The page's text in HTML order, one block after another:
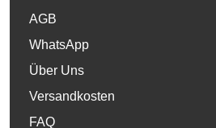
AGB
WhatsApp
Über Uns
Versandkosten
FAQ